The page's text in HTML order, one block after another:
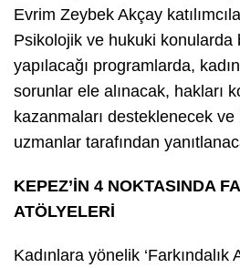
Evrim Zeybek Akçay
Psikolojik ve hukuki konularda
yapılacağı programlarda,
sorunlar ele alınacak, hakları
kazanmaları desteklenecek ve
uzmanlar tarafından
KEPEZ’İN 4 NOKTASINDA
ATÖLYELERİ
Kadınlara yönelik